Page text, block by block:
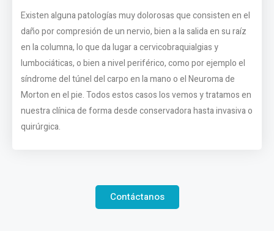
Existen alguna patologías muy dolorosas que consisten en el
daño por compresión de un nervio, bien a la salida en su raíz
en la columna, lo que da lugar a cervicobraquialgias y
lumbociáticas, o bien a nivel periférico, como por ejemplo el
síndrome del túnel del carpo en la mano o el Neuroma de
Morton en el pie. Todos estos casos los vemos y tratamos en
nuestra clínica de forma desde conservadora hasta invasiva o
quirúrgica.
Contáctanos